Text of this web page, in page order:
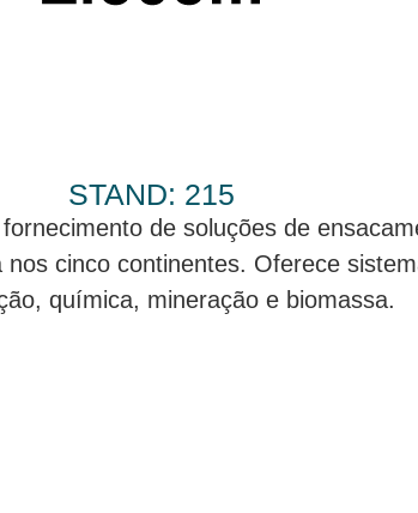
STAND: 215
de soluções de
cinco continentes. Oferece
química, mineração e biomassa.